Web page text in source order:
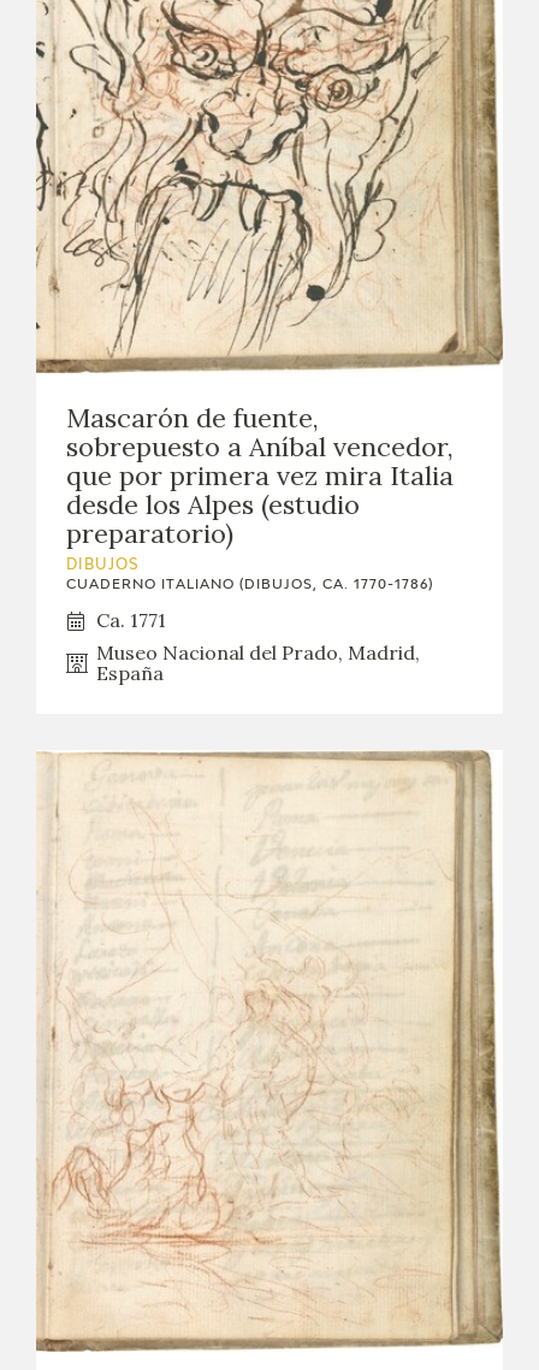
Mascarón de fuente,
sobrepuesto a Aníbal vencedor,
que por primera vez mira Italia
desde los Alpes (estudio
preparatorio)
DIBUJOS
CUADERNO ITALIANO (DIBUJOS, CA. 1770-1786)
Ca. 1771
Museo Nacional del Prado, Madrid,
España